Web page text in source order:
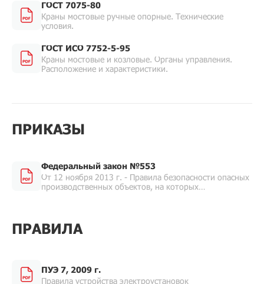
ГОСТ 7075-80
Краны мостовые ручные опорные. Технические
условия.
ГОСТ ИСО 7752-5-95
Краны мостовые и козловые. Органы управления.
Расположение и характеристики.
ПРИКАЗЫ
Федеральный закон №553
От 12 ноября 2013 г. - Правила безопасности опасных
производственных объектов, на которых
ПРАВИЛА
ПУЭ 7, 2009 г.
Правила устройства электроустановок